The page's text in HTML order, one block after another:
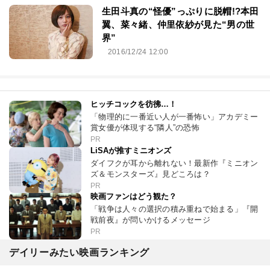
生田斗真の“怪優”っぷりに脱帽!?本田
翼、菜々緒、仲里依紗が見た“男の世
界”
2016/12/24 12:00
ヒッチコックを彷彿…！
「物理的に一番近い人が一番怖い」アカデミー
賞女優が体現する“隣人”の恐怖
PR
LiSAが推すミニオンズ
ダイフクが耳から離れない！最新作『ミニオン
ズ＆モンスターズ』見どころは？
PR
映画ファンはどう観た？
「戦争は人々の選択の積み重ねで始まる」『開
戦前夜』が問いかけるメッセージ
PR
デイリーみたい映画ランキング